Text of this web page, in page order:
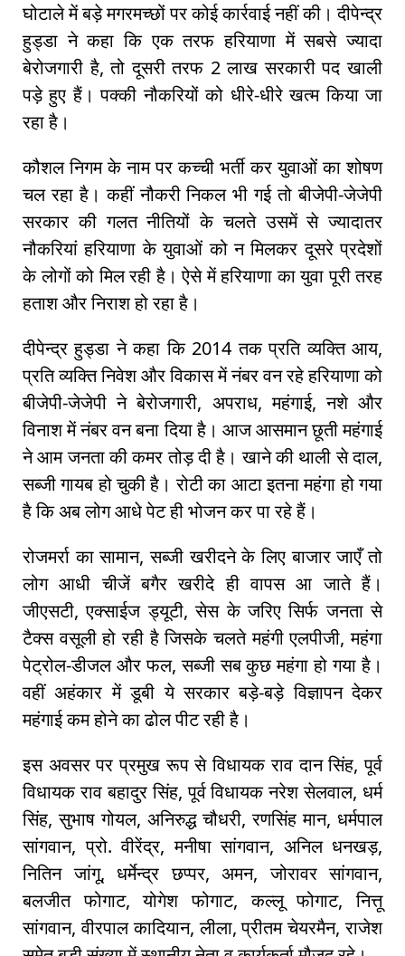
घोटाले में बड़े मगरमच्छों पर कोई कार्रवाई नहीं की। दीपेन्द्र
हुड्डा ने कहा कि एक तरफ हरियाणा में सबसे ज्यादा
बेरोजगारी है, तो दूसरी तरफ 2 लाख सरकारी पद खाली
पड़े हुए हैं। पक्की नौकरियों को धीरे-धीरे खत्म किया जा
रहा है।
कौशल निगम के नाम पर कच्ची भर्ती कर युवाओं का शोषण
चल रहा है। कहीं नौकरी निकल भी गई तो बीजेपी-जेजेपी
सरकार की गलत नीतियों के चलते उसमें से ज्यादातर
नौकरियां हरियाणा के युवाओं को न मिलकर दूसरे प्रदेशों
के लोगों को मिल रही है। ऐसे में हरियाणा का युवा पूरी तरह
हताश और निराश हो रहा है।
दीपेन्द्र हुड्डा ने कहा कि 2014 तक प्रति व्यक्ति आय,
प्रति व्यक्ति निवेश और विकास में नंबर वन रहे हरियाणा को
बीजेपी-जेजेपी ने बेरोजगारी, अपराध, महंगाई, नशे और
विनाश में नंबर वन बना दिया है। आज आसमान छूती महंगाई
ने आम जनता की कमर तोड़ दी है। खाने की थाली से दाल,
सब्जी गायब हो चुकी है। रोटी का आटा इतना महंगा हो गया
है कि अब लोग आधे पेट ही भोजन कर पा रहे हैं।
रोजमर्रा का सामान, सब्जी खरीदने के लिए बाजार जाएँ तो
लोग आधी चीजें बगैर खरीदे ही वापस आ जाते हैं।
जीएसटी, एक्‍साईज ड्यूटी, सेस के जरिए सिर्फ जनता से
टैक्‍स वसूली हो रही है जिसके चलते महंगी एलपीजी, महंगा
पेट्रोल-डीजल और फल, सब्‍जी सब कुछ महंगा हो गया है।
वहीं अहंकार में डूबी ये सरकार बड़े-बड़े विज्ञापन देकर
महंगाई कम होने का ढोल पीट रही है।
इस अवसर पर प्रमुख रूप से विधायक राव दान सिंह, पूर्व
विधायक राव बहादुर सिंह, पूर्व विधायक नरेश सेलवाल, धर्म
सिंह, सुभाष गोयल, अनिरुद्ध चौधरी, रणसिंह मान, धर्मपाल
सांगवान, प्रो. वीरेंद्र, मनीषा सांगवान, अनिल धनखड़,
नितिन जांगू, धर्मेन्द्र छप्पर, अमन, जोरावर सांगवान,
बलजीत फोगाट, योगेश फोगाट, कल्लू फोगाट, नित्तू
सांगवान, वीरपाल कादियान, लीला, प्रीतम चेयरमैन, राजेश